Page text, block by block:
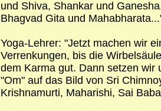
und Shiva, Shankar und
Bhagvad Gita und
Yoga-Lehrer: "Jetzt machen wir
Verrenkungen, bis die
dem Karma gut. Dann setzen wir
"Om" auf das Bild von Sri
Krishnamurti, Maharishi, Sai